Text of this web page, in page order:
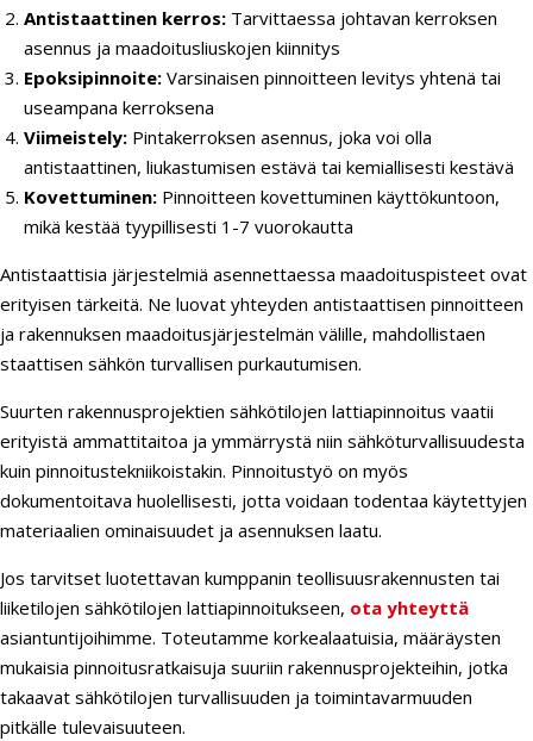
Antistaattinen kerros: Tarvittaessa johtavan kerroksen
asennus ja maadoitusliuskojen kiinnitys
Epoksipinnoite: Varsinaisen pinnoitteen levitys yhtenä tai
useampana kerroksena
Viimeistely: Pintakerroksen asennus, joka voi olla
antistaattinen, liukastumisen estävä tai kemiallisesti kestävä
Kovettuminen: Pinnoitteen kovettuminen käyttökuntoon,
mikä kestää tyypillisesti 1-7 vuorokautta
Antistaattisia järjestelmiä asennettaessa maadoituspisteet ovat
erityisen tärkeitä. Ne luovat yhteyden antistaattisen pinnoitteen
ja rakennuksen maadoitusjärjestelmän välille, mahdollistaen
staattisen sähkön turvallisen purkautumisen.
Suurten rakennusprojektien sähkötilojen lattiapinnoitus vaatii
erityistä ammattitaitoa ja ymmärrystä niin sähköturvallisuudesta
kuin pinnoitustekniikoistakin. Pinnoitustyö on myös
dokumentoitava huolellisesti, jotta voidaan todentaa käytettyjen
materiaalien ominaisuudet ja asennuksen laatu.
Jos tarvitset luotettavan kumppanin teollisuusrakennusten tai
liiketilojen sähkötilojen lattiapinnoitukseen, ota yhteyttä
asiantuntijoihimme. Toteutamme korkealaatuisia, määräysten
mukaisia pinnoitusratkaisuja suuriin rakennusprojekteihin, jotka
takaavat sähkötilojen turvallisuuden ja toimintavarmuuden
pitkälle tulevaisuuteen.